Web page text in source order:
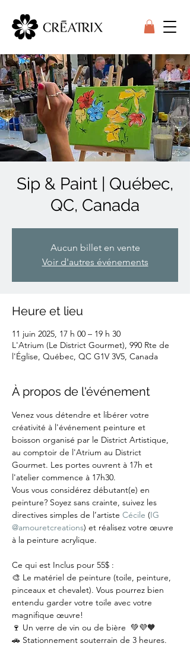
Sip & Paint | Québec,
QC, Canada
Aucun billet en vente
Voir d'autres événements
Heure et lieu
11 juin 2025, 17 h 00 – 19 h 30
L'Atrium (Le District Gourmet), 990 Rte de
l'Église, Québec, QC G1V 3V5, Canada
À propos de l'événement
Venez vous détendre et libérer votre
créativité à l'événement peinture et
boisson organisé par le District Artistique,
au comptoir de l'Atrium au District
Gourmet. Les portes ouvrent à 17h et
l'atelier commence à 17h30.
Vous vous considérez débutant(e) en
peinture? Soyez sans crainte, suivez les
directives simples de l’artiste Cécile (IG
@amouretcreations) et réalisez votre œuvre
à la peinture acrylique.
Ce qui est Inclus pour 55$ :
🎨 Le matériel de peinture (toile, peinture,
pinceaux et chevalet). Vous pourrez bien
entendu garder votre toile avec votre
magnifique œuvre!
🍷 Un verre de vin ou de bière  💚💜🧡
🚗 Stationnement souterrain de 3 heures.